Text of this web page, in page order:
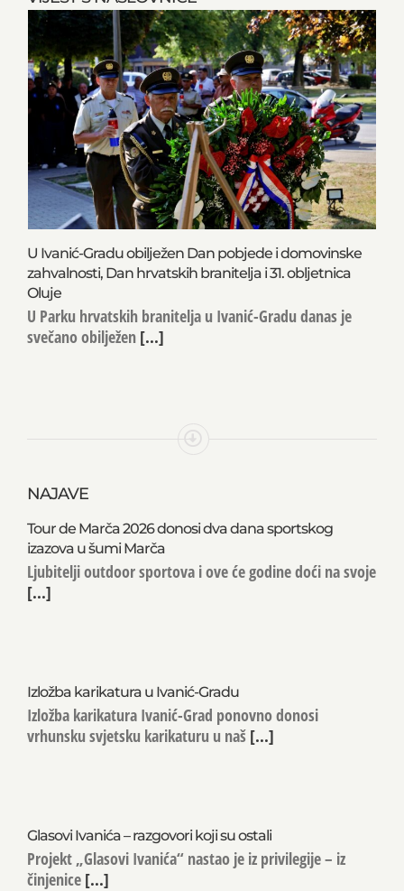
U Ivanić-Gradu obilježen Dan pobjede i domovinske
zahvalnosti, Dan hrvatskih branitelja i 31. obljetnica
Oluje
U Parku hrvatskih branitelja u Ivanić-Gradu danas je
svečano obilježen [...]
NAJAVE
Tour de Marča 2026 donosi dva dana sportskog
izazova u šumi Marča
Ljubitelji outdoor sportova i ove će godine doći na svoje
[...]
Izložba karikatura u Ivanić-Gradu
Izložba karikatura Ivanić-Grad ponovno donosi
vrhunsku svjetsku karikaturu u naš [...]
Glasovi Ivanića – razgovori koji su ostali
Projekt „Glasovi Ivanića“ nastao je iz privilegije – iz
činjenice [...]